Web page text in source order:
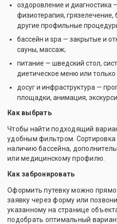
оздоровление и диагностика
физиотерапия, грязелечение,
другие профильные
бассейн и spa — закрытые и
сауны, массаж;
питание — шведский стол,
диетическое меню или только
досуг и инфраструктура —
площадки, анимация,
Как выбрать
Чтобы найти подходящий
удобным фильтром.
наличию бассейна,
или медицинскому профилю.
Как забронировать
Оформить путевку можно прямо
заявку через форму или
указанному на странице
подобрать оптимальный